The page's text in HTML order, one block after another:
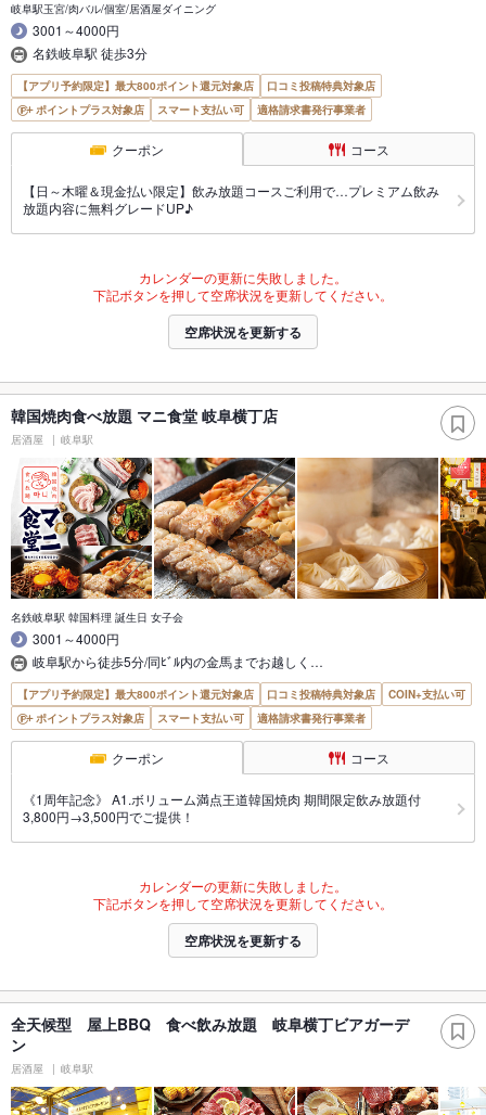
岐阜駅玉宮/肉バル/個室/居酒屋ダイニング
3001～4000円
名鉄岐阜駅 徒歩3分
【アプリ予約限定】最大800ポイント還元対象店
口コミ投稿特典対象店
ポイントプラス対象店
スマート支払い可 適格請求書発行事業者
クーポン コース
【日～木曜＆現金払い限定】飲み放題コースご利用で…プレミアム飲み
放題内容に無料グレードUP♪
カレンダーの更新に失敗しました。
下記ボタンを押して空席状況を更新してください。
空席状況を更新する
韓国焼肉食べ放題 マニ食堂 岐阜横丁店
居酒屋 岐阜駅
名鉄岐阜駅 韓国料理 誕生日 女子会
3001～4000円
岐阜駅から徒歩5分/同ﾋﾞﾙ内の金馬までお越しく…
【アプリ予約限定】最大800ポイント還元対象店 口コミ投稿特典対象店
COIN+支払い可
ポイントプラス対象店
スマート支払い可 適格請求書発行事業者
クーポン コース
《1周年記念》 A1.ボリューム満点王道韓国焼肉 期間限定飲み放題付
3,800円→3,500円でご提供！
カレンダーの更新に失敗しました。
下記ボタンを押して空席状況を更新してください。
空席状況を更新する
全天候型 屋上BBQ 食べ飲み放題 岐阜横丁ビアガーデ
ン
居酒屋 岐阜駅